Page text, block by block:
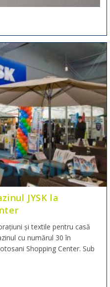
JYSK la
și textile pentru casă
cu numărul 30 în
Shopping Center. Sub